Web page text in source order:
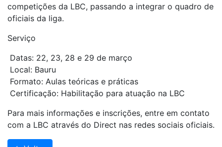
competições da LBC, passando a integrar o quadro de
oficiais da liga.
Serviço
Datas: 22, 23, 28 e 29 de março
Local: Bauru
Formato: Aulas teóricas e práticas
Certificação: Habilitação para atuação na LBC
Para mais informações e inscrições, entre em contato
com a LBC através do Direct nas redes sociais oficiais.